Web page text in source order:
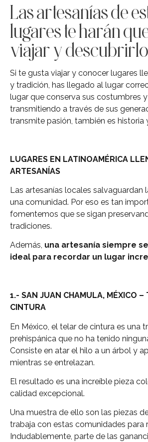
Las artesanías de
lugares te harán
viajar y
Si te gusta viajar y conocer lugares
y tradición, has llegado al lugar
lugar que conserva sus costumbres
transmitiendo a través de sus
transmite pasión, también es historia
LUGARES EN LATINOAMÉRICA
ARTESANÍAS
Las artesanías locales salvaguardan
una comunidad. Por eso es tan
fomentemos que se sigan
tradiciones.
Además, una artesanía siempre
ideal para recordar un lugar
1.- SAN JUAN CHAMULA, MÉXICO –
CINTURA
En México, el telar de cintura es una
prehispánica que no ha tenido
Consiste en atar el hilo a un árbol y
mientras se entrelazan.
El resultado es una increíble pieza
calidad excepcional.
Una muestra de ello son las piezas
trabaja con estas comunidades para
Indudablemente, parte de las